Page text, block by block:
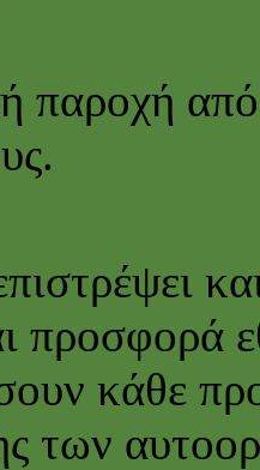
παροχή
προσφορά
κάθε
των